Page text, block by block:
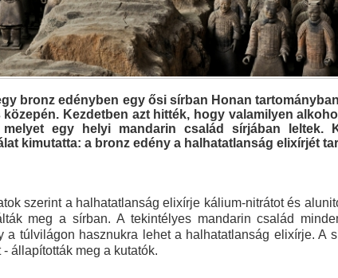
bronz edényben egy ősi sírban Honan
Kezdetben azt hitték, hogy valamilyen
egy helyi mandarin család sírjában leltek.
kimutatta: a bronz edény a halhatatlanság elixírjét
szerint a halhatatlanság elixírje kálium-nitrátot és
meg a sírban. A tekintélyes mandarin család
a túlvilágon hasznukra lehet a halhatatlanság elixírje. A
állapították meg a kutatók.